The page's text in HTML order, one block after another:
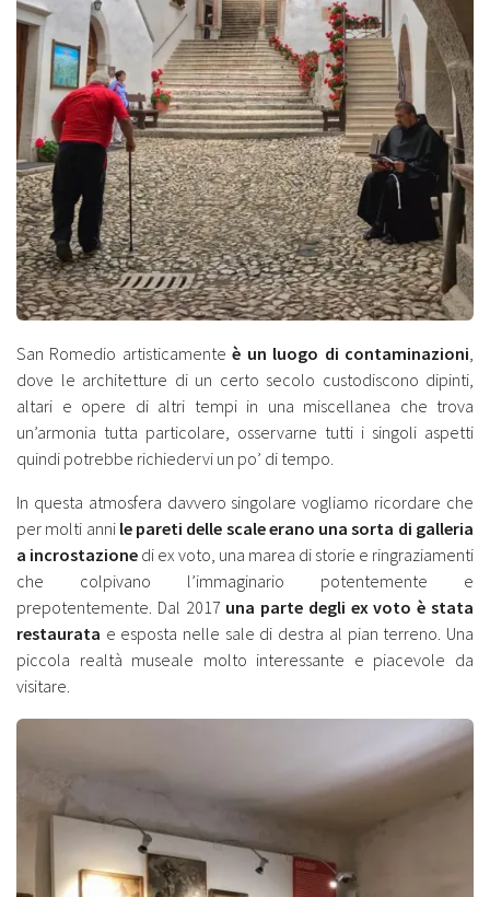
San Romedio artisticamenteè un luogo di contaminazioni,
dove le architetture di un certo secolo custodiscono dipinti,
altari e opere di altri tempi in una miscellanea che trova
un’armonia tutta particolare, osservarne tutti i singoli aspetti
quindi potrebbe richiedervi un po’ di tempo.
In questa atmosfera davvero singolare vogliamo ricordare che
per molti anni le pareti delle scale erano una sorta di galleria
a incrostazione di ex voto, una marea di storie e ringraziamenti
che colpivano l’immaginario potentemente e
prepotentemente. Dal 2017 una parte degli ex voto è stata
restaurata e esposta nelle sale di destra al pian terreno. Una
piccola realtà museale molto interessante e piacevole da
visitare.